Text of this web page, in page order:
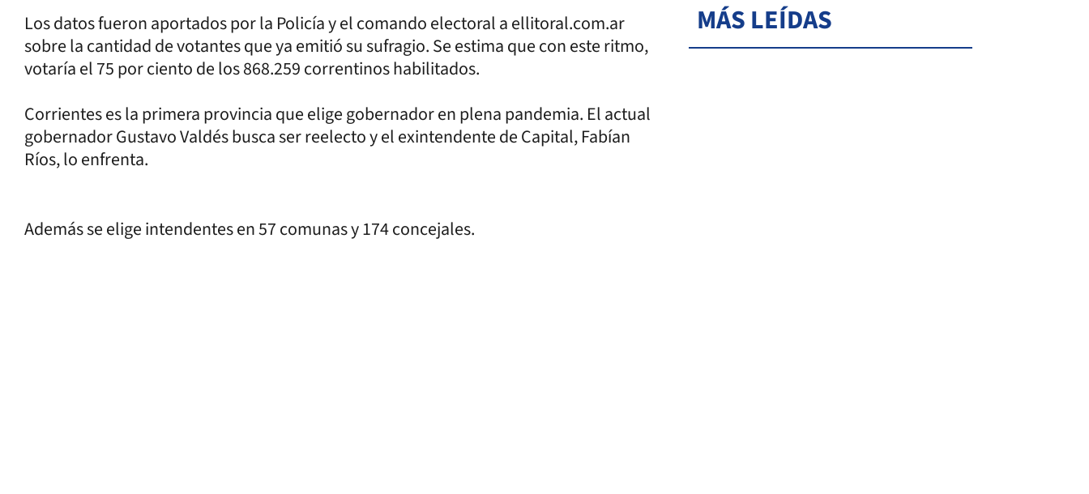
Los datos fueron aportados por la Policía y el comando electoral a ellitoral.com.ar
sobre la cantidad de votantes que ya emitió su sufragio. Se estima que con este ritmo,
votaría el 75 por ciento de los 868.259 correntinos habilitados.
Corrientes es la primera provincia que elige gobernador en plena pandemia. El actual
gobernador Gustavo Valdés busca ser reelecto y el exintendente de Capital, Fabían
Ríos, lo enfrenta.
Además se elige intendentes en 57 comunas y 174 concejales.
MÁS LEÍDAS